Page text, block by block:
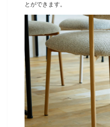
とができます。